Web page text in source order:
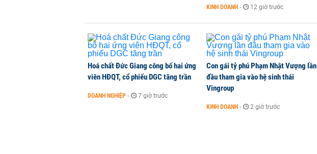
KINH DOANH - 12 giờ trước
Hoá chất Đức Giang công bố hai ứng
viên HĐQT, cổ phiếu DGC tăng trần
DOANH NGHIỆP - 7 giờ trước
Con gái tỷ phú Phạm Nhật Vượng lần
đầu tham gia vào hệ sinh thái
Vingroup
KINH DOANH - 2 giờ trước